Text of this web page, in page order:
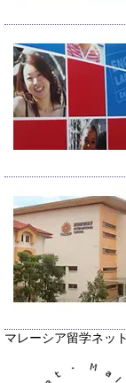
マレーシア留学ネッ